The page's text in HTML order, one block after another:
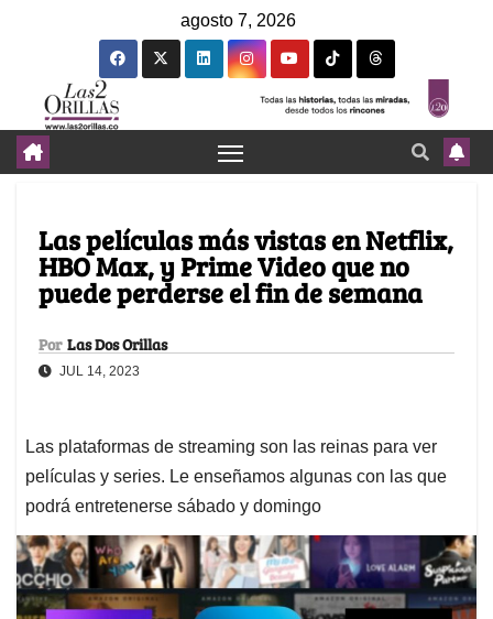
agosto 7, 2026
Las películas más vistas en Netflix,
HBO Max, y Prime Video que no
puede perderse el fin de semana
Por Las Dos Orillas
JUL 14, 2023
Las plataformas de streaming son las reinas para ver
películas y series. Le enseñamos algunas con las que
podrá entretenerse sábado y domingo